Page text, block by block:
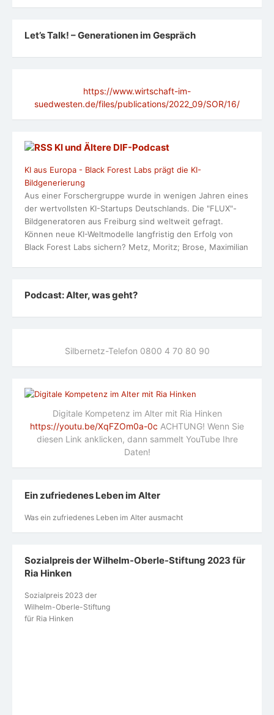
Let’s Talk! – Generationen im Gespräch
https://www.wirtschaft-im-
suedwesten.de/files/publications/2022_09/SOR/16/
KI und Ältere DlF-Podcast
KI aus Europa - Black Forest Labs prägt die KI-
Bildgenerierung
Aus einer Forschergruppe wurde in wenigen Jahren eines
der wertvollsten KI-Startups Deutschlands. Die "FLUX"-
Bildgeneratoren aus Freiburg sind weltweit gefragt.
Können neue KI-Weltmodelle langfristig den Erfolg von
Black Forest Labs sichern? Metz, Moritz; Brose, Maximilian
Podcast: Alter, was geht?
Silbernetz-Telefon 0800 4 70 80 90
Digitale Kompetenz im Alter mit Ria Hinken
https://youtu.be/XqFZOm0a-0c ACHTUNG! Wenn Sie
diesen Link anklicken, dann sammelt YouTube Ihre
Daten!
Ein zufriedenes Leben im Alter
Was ein zufriedenes Leben im Alter ausmacht
Sozialpreis der Wilhelm-Oberle-Stiftung 2023 für
Ria Hinken
Sozialpreis 2023 der
Wilhelm-Oberle-Stiftung
für Ria Hinken